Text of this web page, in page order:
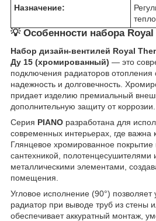
Назначение:
💡 Особенности набора
Набор дизайн-вентилей Royal
Ду 15 (хромированный) — это
подключения радиаторов отопления
надежность и долговечность.
придает изделию премиальный
дополнительную защиту от коррозии.
Серия PIANO разработана для
современных интерьерах, где важна
Глянцевое хромированное покрытие
сантехникой, полотенцесушителями
металлическими элементами,
помещения.
Угловое исполнение (90°) позволяет
радиатор при выводе труб из стены
обеспечивает аккуратный монтаж,